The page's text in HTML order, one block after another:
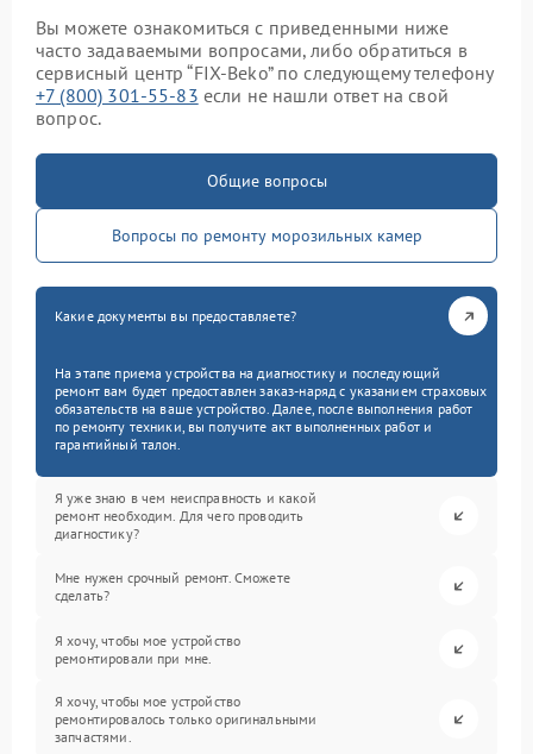
Вы можете ознакомиться с приведенными ниже
часто задаваемыми вопросами, либо обратиться в
сервисный центр “FIX-Beko” по следующему телефону
+7 (800) 301-55-83 если не нашли ответ на свой
вопрос.
Общие вопросы
Вопросы по ремонту морозильных камер
Какие документы вы предоставляете?
На этапе приема устройства на диагностику и последующий
ремонт вам будет предоставлен заказ-наряд с указанием страховых
обязательств на ваше устройство. Далее, после выполнения работ
по ремонту техники, вы получите акт выполненных работ и
гарантийный талон.
Я уже знаю в чем неисправность и какой
ремонт необходим. Для чего проводить
диагностику?
Мне нужен срочный ремонт. Сможете
сделать?
Я хочу, чтобы мое устройство
ремонтировали при мне.
Я хочу, чтобы мое устройство
ремонтировалось только оригинальными
запчастями.